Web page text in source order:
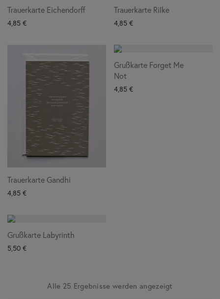
Trauerkarte Eichendorff
4,85 €
Trauerkarte Rilke
4,85 €
Trauerkarte Gandhi
4,85 €
Grußkarte Forget Me
Not
4,85 €
Grußkarte Labyrinth
5,50 €
Alle 25 Ergebnisse werden angezeigt